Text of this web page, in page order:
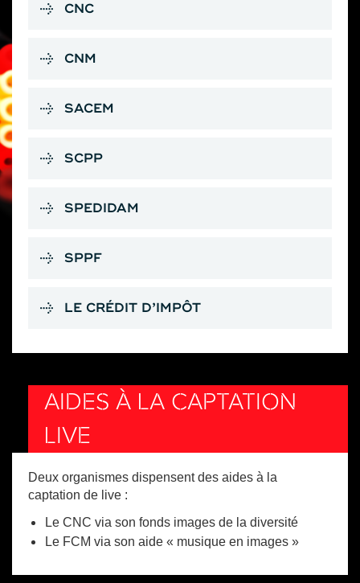
CNC
CNM
SACEM
SCPP
SPEDIDAM
SPPF
LE CRÉDIT D’IMPÔT
AIDES À LA CAPTATION
LIVE
Deux organismes dispensent des aides à la
captation de live :
Le CNC via son fonds images de la diversité
Le FCM via son aide « musique en images »